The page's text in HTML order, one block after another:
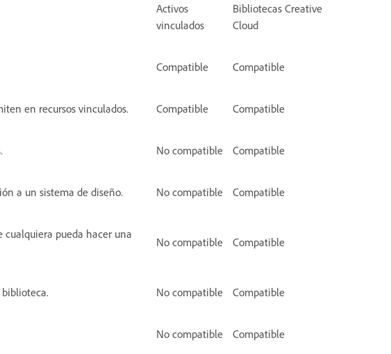
Activos
vinculados
Bibliotecas Creative
Cloud
Compatible Compatible
en recursos vinculados. Compatible Compatible
No compatible Compatible
a un sistema de diseño. No compatible Compatible
pueda hacer una
No compatible Compatible
No compatible Compatible
No compatible Compatible